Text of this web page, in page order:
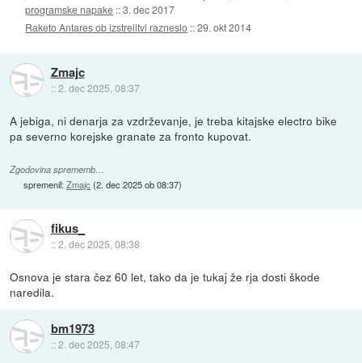
programske napake ::3. dec 2017
Raketo Antares ob izstrelitvi razneslo ::29. okt 2014
Zmajc
::2. dec 2025, 08:37
A jebiga, ni denarja za vzdrževanje, je treba kitajske electro bike
pa severno korejske granate za fronto kupovat.
Zgodovina sprememb…
spremenil:Zmajc (2. dec 2025 ob 08:37)
fikus_
::2. dec 2025, 08:38
Osnova je stara čez 60 let, tako da je tukaj že rja dosti škode
naredila.
bm1973
::2. dec 2025, 08:47